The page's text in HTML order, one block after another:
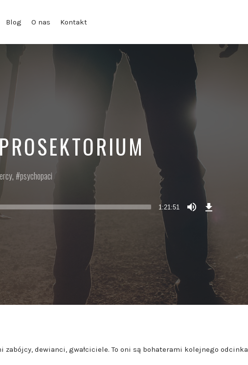
Blog O nas Kontakt
, psychopaci
1:21:51
zabójcy, dewianci, gwałciciele. To oni są bohaterami kolejnego odcinka